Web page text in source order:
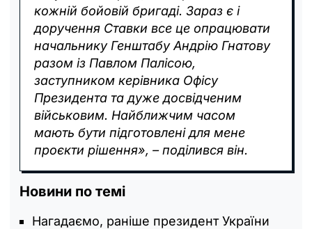
кожній бойовій бригаді. Зараз є і
доручення Ставки все це опрацювати
начальнику Генштабу Андрію Гнатову
разом із Павлом Палісою,
заступником керівника Офісу
Президента та дуже досвідченим
військовим. Найближчим часом
мають бути підготовлені для мене
проєкти рішення», – поділився він.
Новини по темі
Нагадаємо, раніше президент України